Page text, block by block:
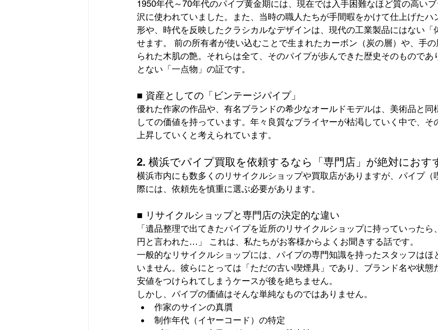
1950年代～70年代のパイプ黄金期には、現在では入手困難なほど質の高い
沢に使われていました。また、当時の職人たちが手間暇をかけて仕上げたハ
形や、時代を反映したクラシカルなデザインは、現代の工業製品にはない「
せます。 前の所有者が使い込むことで生まれたカーボン（炭の層）や、手
られた木肌の艶。それらは全て、そのパイプが歩んできた歴史そのものであ
とない「一点物」の証です。
■ 資産としての「ビンテージパイプ」
優れた作家の作品や、有名ブランドの希少なオールドモデルは、美術品と同
しての価値を持っています。年々良質なブライヤーが枯渇していく中で、そ
上昇していくと考えられています。
2. 横浜でパイプ買取を依頼するなら「専門店」が絶対におす
横浜市内にも数多くのリサイクルショップや買取店がありますが、パイプ（
際には、依頼先を慎重に選ぶ必要があります。
■ リサイクルショップと専門店の決定的な違い
「遺品整理で出てきたパイプを近所のリサイクルショップに持っていったら
円と言われた…」 これは、私たちがお客様からよくお聞きする話です。
一般的なリサイクルショップには、パイプの専門知識を持ったスタッフはほ
いません。彼らにとっては「ただの古い喫煙具」であり、ブランド名や状態
安値をつけられてしまうケースが後を絶ちません。
しかし、パイプの価値はそんな単純なものではありません。
作家のサインの真贋
制作年代（イヤーコード）の特定